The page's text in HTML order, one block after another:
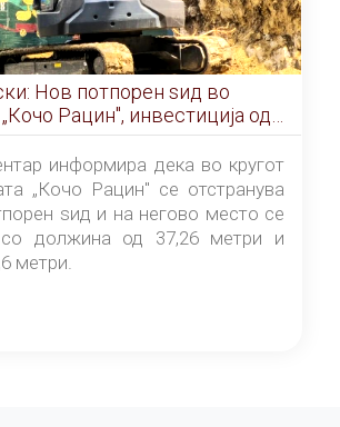
Нов потпорен ѕид во
Рацин", инвестиција од
денари
информира дека во кругот
„Кочо Рацин" се отстранува
ѕид и на негово место се
должина од 37,26 метри и
метри.